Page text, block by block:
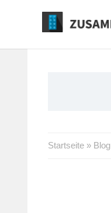
Startseite » Blog